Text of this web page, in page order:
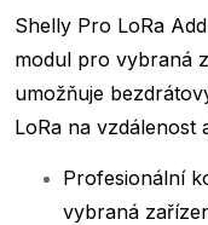
Shelly Pro LoRa
modul pro vybraná
umožňuje
LoRa na vzdálenost
Profesionální
vybraná